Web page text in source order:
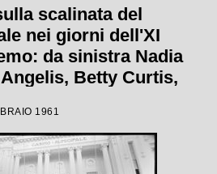
scalinata del
nei giorni dell'XI
da sinistra Nadia
Betty Curtis,
1961